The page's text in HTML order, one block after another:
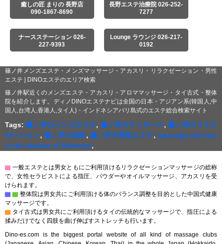
癒しの匠 まりの 長野店
090-1867-8690
長野エステ治療院 026-252-
7277
ナースステーション 026-
227-9393
Lounge ラウンジ 026-217-
0192
篠ノ井メンズエステ・メンズマッサージ・アカスリ・リラクゼーション・男性
エステ | DINOエステのエリア検索
篠ノ井駅近くのメンズエステ・アカスリ・アロママッサージ・タイ古式・整体
院を紹介します。ディノDINOエステナビは全国の日本・アジアン系(韓国人,中
国人,台湾人,香港人,タイ人)・インドネシアバリ島式のエステ総合検索サイト
Tags:篠ノ井のメンズエステ, 篠ノ井のマッサージ, 篠ノ井のリラク
ゼーション, 篠ノ井の指圧,篠ノ井の男性エステ, massage and spa
in the station of Shinonoi,
▇ 一般エステとは男女ともにご利用頂けるリラクゼーションマッサージの総称
で、女性セラピストによる指圧、パウダーやオイルマッサージ、アカスリを受
けられます。
▇ ▇ 整体院は男女共にご利用頂ける体のバランス調整を目的とした中国式健康
マッサージです。
▇ タイ古式は男女共にご利用頂けるタイの伝統的なマッサージで、指圧による
揉みだけでなく四肢を曲げ伸ばすストレッチも行います。
Dino-es.com is the biggest portal website of all kind of massage clubs